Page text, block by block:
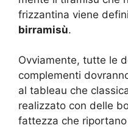
frizzantina viene
birramisù.
Ovviamente, tutte le
complementi
al tableau che
realizzato con delle
fattezza che